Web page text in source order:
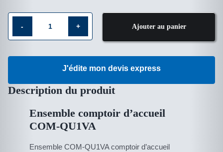
d′accueil
QU1VA
Ajouter au panier
J'édite mon devis express
Description du produit
Ensemble comptoir d’accueil
COM-QU1VA
Ensemble COM-QU1VA comptoir d’accueil